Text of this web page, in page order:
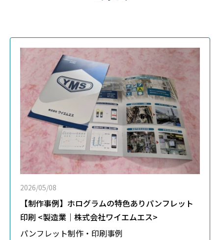
2026/05/08
【制作事例】ホログラムの特色ありパンフレット
印刷 <製造業｜株式会社ワイエムエス>
パンフレット制作・印刷事例